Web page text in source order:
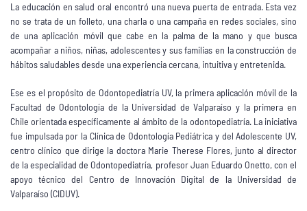
La educación en salud oral encontró una nueva puerta de entrada. Esta vez
no se trata de un folleto, una charla o una campaña en redes sociales, sino
de una aplicación móvil que cabe en la palma de la mano y que busca
acompañar a niños, niñas, adolescentes y sus familias en la construcción de
hábitos saludables desde una experiencia cercana, intuitiva y entretenida.
Ese es el propósito de Odontopediatría UV, la primera aplicación móvil de la
Facultad de Odontología de la Universidad de Valparaíso y la primera en
Chile orientada específicamente al ámbito de la odontopediatría. La iniciativa
fue impulsada por la Clínica de Odontología Pediátrica y del Adolescente UV,
centro clínico que dirige la doctora Marie Therese Flores, junto al director
de la especialidad de Odontopediatría, profesor Juan Eduardo Onetto, con el
apoyo técnico del Centro de Innovación Digital de la Universidad de
Valparaíso (CIDUV).